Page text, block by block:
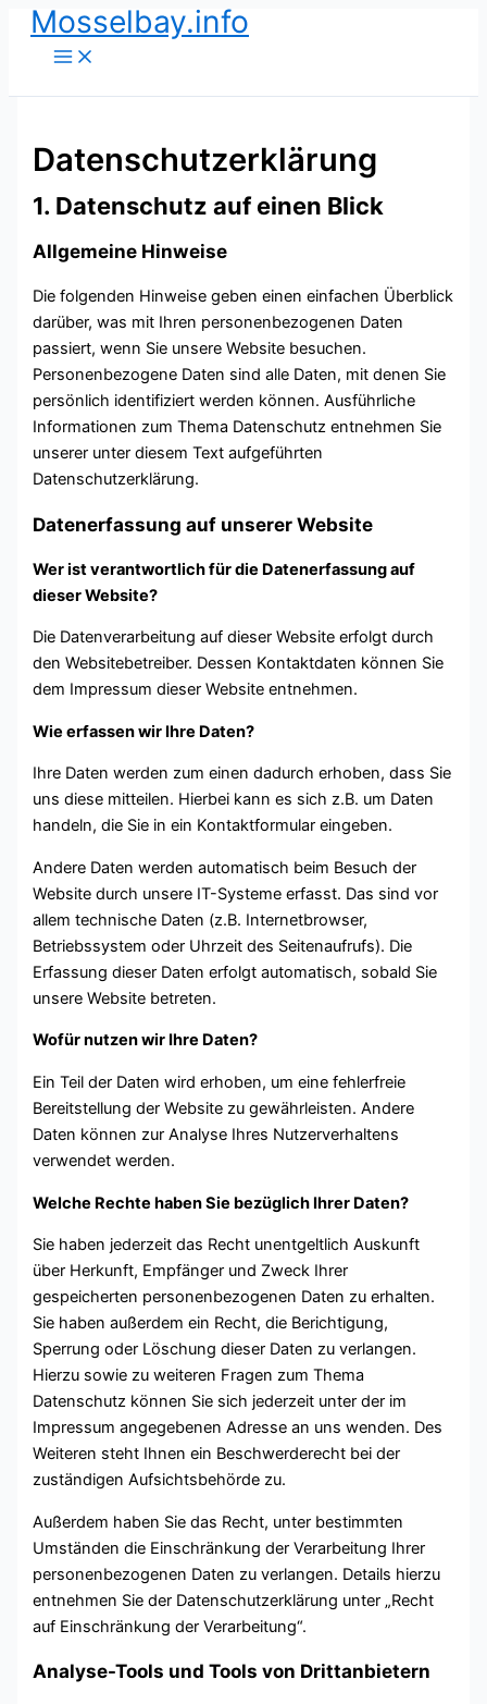
ZumMosselbay.info
Datenschutzerklärung
1. Datenschutz auf einen Blick
Allgemeine Hinweise
Die folgenden Hinweise geben einen einfachen Überblick
darüber, was mit Ihren personenbezogenen Daten
passiert, wenn Sie unsere Website besuchen.
Personenbezogene Daten sind alle Daten, mit denen Sie
persönlich identifiziert werden können. Ausführliche
Informationen zum Thema Datenschutz entnehmen Sie
unserer unter diesem Text aufgeführten
Datenschutzerklärung.
Datenerfassung auf unserer Website
Wer ist verantwortlich für die Datenerfassung auf
dieser Website?
Die Datenverarbeitung auf dieser Website erfolgt durch
den Websitebetreiber. Dessen Kontaktdaten können Sie
dem Impressum dieser Website entnehmen.
Wie erfassen wir Ihre Daten?
Ihre Daten werden zum einen dadurch erhoben, dass Sie
uns diese mitteilen. Hierbei kann es sich z.B. um Daten
handeln, die Sie in ein Kontaktformular eingeben.
Andere Daten werden automatisch beim Besuch der
Website durch unsere IT-Systeme erfasst. Das sind vor
allem technische Daten (z.B. Internetbrowser,
Betriebssystem oder Uhrzeit des Seitenaufrufs). Die
Erfassung dieser Daten erfolgt automatisch, sobald Sie
unsere Website betreten.
Wofür nutzen wir Ihre Daten?
Ein Teil der Daten wird erhoben, um eine fehlerfreie
Bereitstellung der Website zu gewährleisten. Andere
Daten können zur Analyse Ihres Nutzerverhaltens
verwendet werden.
Welche Rechte haben Sie bezüglich Ihrer Daten?
Sie haben jederzeit das Recht unentgeltlich Auskunft
über Herkunft, Empfänger und Zweck Ihrer
gespeicherten personenbezogenen Daten zu erhalten.
Sie haben außerdem ein Recht, die Berichtigung,
Sperrung oder Löschung dieser Daten zu verlangen.
Hierzu sowie zu weiteren Fragen zum Thema
Datenschutz können Sie sich jederzeit unter der im
Impressum angegebenen Adresse an uns wenden. Des
Weiteren steht Ihnen ein Beschwerderecht bei der
zuständigen Aufsichtsbehörde zu.
Außerdem haben Sie das Recht, unter bestimmten
Umständen die Einschränkung der Verarbeitung Ihrer
personenbezogenen Daten zu verlangen. Details hierzu
entnehmen Sie der Datenschutzerklärung unter „Recht
auf Einschränkung der Verarbeitung“.
Analyse-Tools und Tools von Drittanbietern